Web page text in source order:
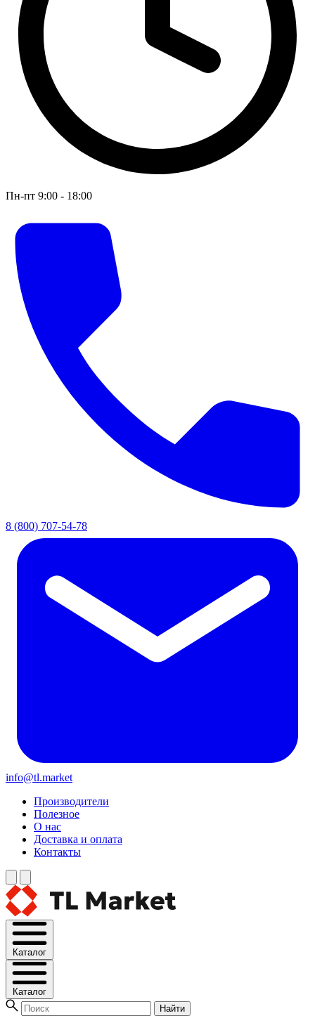
Пн-пт 9:00 - 18:00
8 (800) 707-54-78
info@tl.market
Производители
Полезное
О нас
Доставка и оплата
Контакты
Каталог
Каталог
Найти